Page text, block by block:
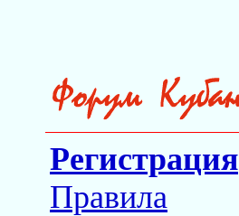
Регистрация
Правила